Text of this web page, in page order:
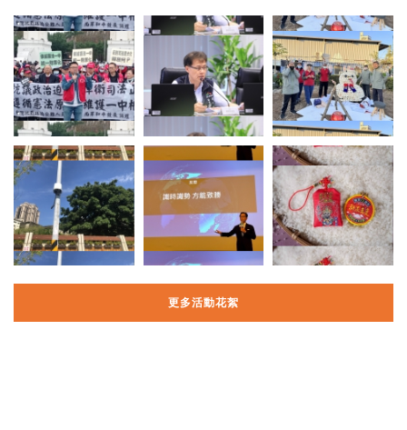
更多活動花絮